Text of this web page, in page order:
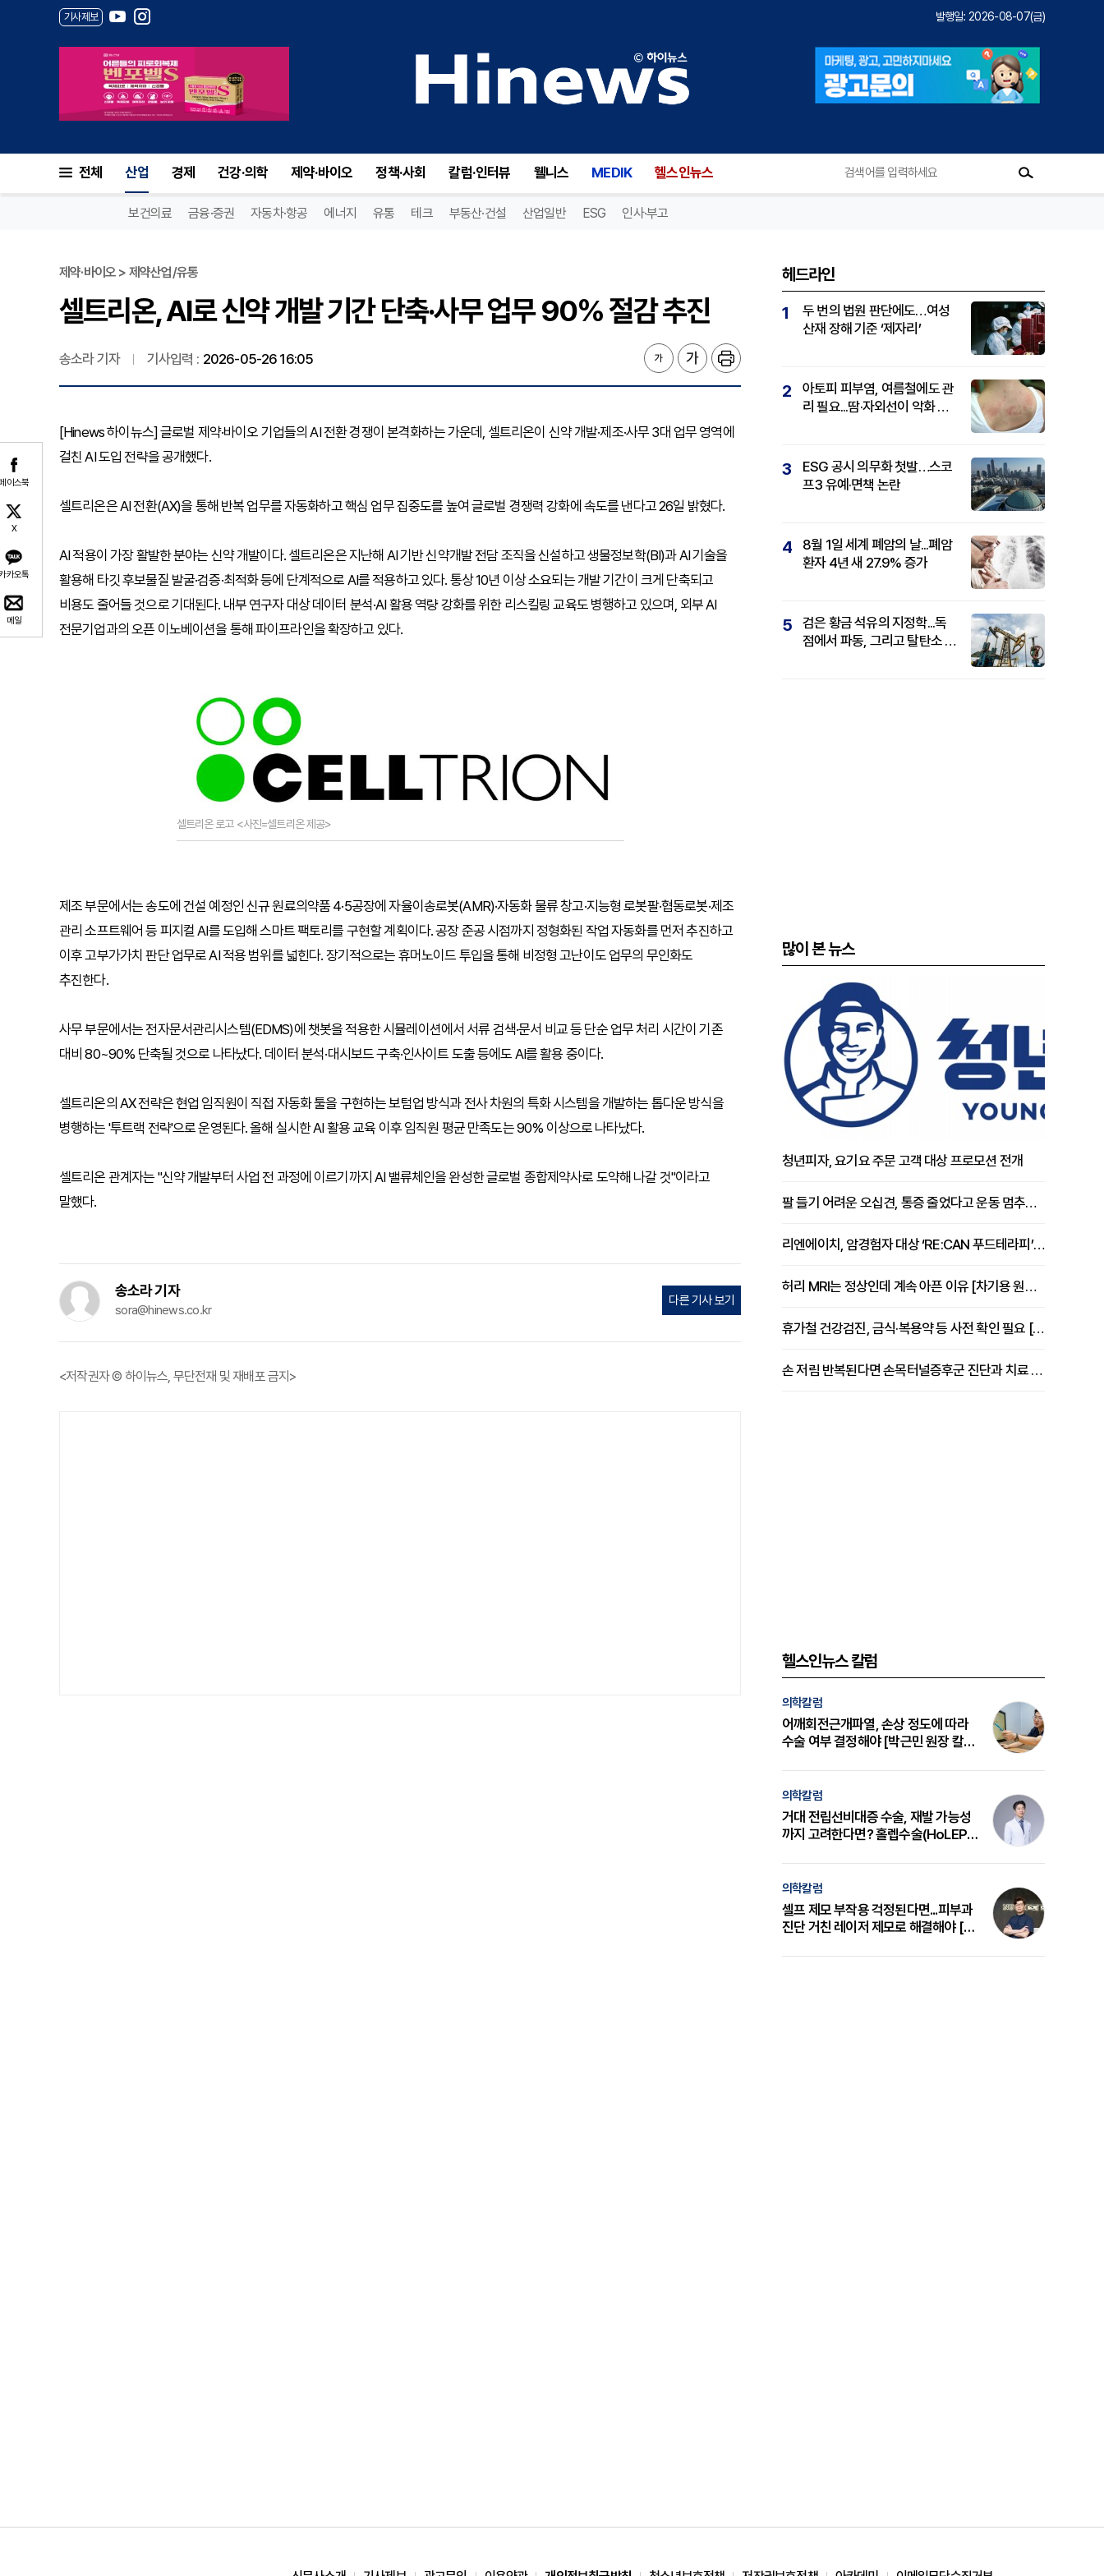
기사제보 발행일: 2026-08-07(금)
전체 산업 경제 건강·의학 제약·바이오 정책·사회 칼럼·인터뷰 웰니스 MEDIK 헬스인뉴스
보건의료 금융·증권 자동차·항공 에너지 유통 테크 부동산·건설 산업일반 ESG 인사·부고
이스북
X
카오톡
메일
제약·바이오 > 제약산업/유통
셀트리온, AI로 신약 개발 기간 단축·사무 업무 90% 절감 추진
송소라 기자 기사입력 : 2026-05-26 16:05
[Hinews 하이뉴스] 글로벌 제약·바이오 기업들의 AI 전환 경쟁이 본격화하는 가운데, 셀트리온이 신약 개발·제조·사무 3대 업무 영역에
걸친 AI 도입 전략을 공개했다.
셀트리온은 AI 전환(AX)을 통해 반복 업무를 자동화하고 핵심 업무 집중도를 높여 글로벌 경쟁력 강화에 속도를 낸다고 26일 밝혔다.
AI 적용이 가장 활발한 분야는 신약 개발이다. 셀트리온은 지난해 AI 기반 신약개발 전담 조직을 신설하고 생물정보학(BI)과 AI 기술을
활용해 타깃 후보물질 발굴·검증·최적화 등에 단계적으로 AI를 적용하고 있다. 통상 10년 이상 소요되는 개발 기간이 크게 단축되고
비용도 줄어들 것으로 기대된다. 내부 연구자 대상 데이터 분석·AI 활용 역량 강화를 위한 리스킬링 교육도 병행하고 있으며, 외부 AI
전문기업과의 오픈 이노베이션을 통해 파이프라인을 확장하고 있다.
셀트리온 로고 <사진=셀트리온 제공>
제조 부문에서는 송도에 건설 예정인 신규 원료의약품 4·5공장에 자율이송로봇(AMR)·자동화 물류 창고·지능형 로봇팔·협동로봇·제조
관리 소프트웨어 등 피지컬 AI를 도입해 스마트 팩토리를 구현할 계획이다. 공장 준공 시점까지 정형화된 작업 자동화를 먼저 추진하고
이후 고부가가치 판단 업무로 AI 적용 범위를 넓힌다. 장기적으로는 휴머노이드 투입을 통해 비정형 고난이도 업무의 무인화도
추진한다.
사무 부문에서는 전자문서관리시스템(EDMS)에 챗봇을 적용한 시뮬레이션에서 서류 검색·문서 비교 등 단순 업무 처리 시간이 기존
대비 80~90% 단축될 것으로 나타났다. 데이터 분석·대시보드 구축·인사이트 도출 등에도 AI를 활용 중이다.
셀트리온의 AX 전략은 현업 임직원이 직접 자동화 툴을 구현하는 보텀업 방식과 전사 차원의 특화 시스템을 개발하는 톱다운 방식을
병행하는 '투트랙 전략'으로 운영된다. 올해 실시한 AI 활용 교육 이후 임직원 평균 만족도는 90% 이상으로 나타났다.
셀트리온 관계자는 "신약 개발부터 사업 전 과정에 이르기까지 AI 밸류체인을 완성한 글로벌 종합제약사로 도약해 나갈 것"이라고
말했다.
송소라 기자
sora@hinews.co.kr
다른 기사 보기
<저작권자 © 하이뉴스, 무단전재 및 재배포 금지>
헤드라인
1
두 번의 법원 판단에도…여성
산재 장해 기준 ‘제자리’
2
아토피 피부염, 여름철에도 관
리 필요...땀·자외선이 악화 요
3
ESG 공시 의무화 첫발…스코
프3 유예·면책 논란
4
8월 1일 세계 폐암의 날...폐암
환자 4년 새 27.9% 증가
5
검은 황금 석유의 지정학...독
점에서 파동, 그리고 탈탄소 패
많이 본 뉴스
청년피자, 요기요 주문 고객 대상 프로모션 전개
팔 들기 어려운 오십견, 통증 줄었다고 운동 멈추면 안 되는 이유 [이병욱 원장 칼럼]
리엔에이치, 암경험자 대상 ‘RE:CAN 푸드테라피’ 운영
허리 MRI는 정상인데 계속 아픈 이유 [차기용 원장 칼럼]
휴가철 건강검진, 금식·복용약 등 사전 확인 필요 [정도감 원장 칼럼]
손 저림 반복된다면 손목터널증후군 진단과 치료 시기 살펴야 [김동현 원장 칼럼]
헬스인뉴스 칼럼
의학칼럼
어깨회전근개파열, 손상 정도에 따라
수술 여부 결정해야 [박근민 원장 칼
의학칼럼
거대 전립선비대증 수술, 재발 가능성
까지 고려한다면? 홀렙수술(HoLEP)
의학칼럼
셀프 제모 부작용 걱정된다면...피부과
진단 거친 레이저 제모로 해결해야 [변